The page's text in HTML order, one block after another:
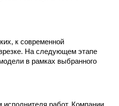
к современной
На следующем этапе
в рамках выбранного